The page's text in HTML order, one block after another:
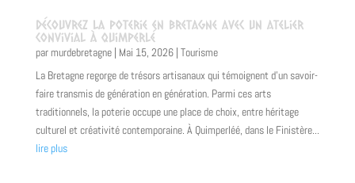
Découvrez la poterie en Bretagne avec un atelier
convivial à Quimperlé
parmurdebretagne| Mai 15, 2026| Tourisme
La Bretagne regorge de trésors artisanaux qui témoignent d'un savoir-
faire transmis de génération en génération. Parmi ces arts
traditionnels, la poterie occupe une place de choix, entre héritage
culturel et créativité contemporaine. À Quimperléé, dans le Finistère...
lire plus